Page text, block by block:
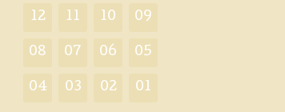
12 11 10 09
08 07 06 05
04 03 02 01